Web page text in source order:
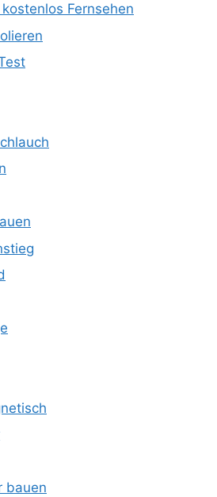
Fernsehen
bauen